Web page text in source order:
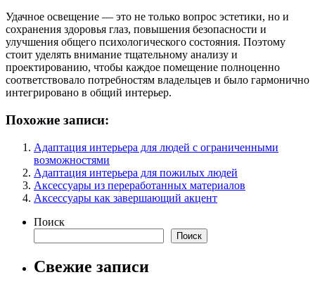
Удачное освещение — это не только вопрос эстетики, но и
сохранения здоровья глаз, повышения безопасности и
улучшения общего психологического состояния. Поэтому
стоит уделять внимание тщательному анализу и
проектированию, чтобы каждое помещение полноценно
соответствовало потребностям владельцев и было гармонично
интегрировано в общий интерьер.
Похожие записи:
Адаптация интерьера для людей с ограниченными
возможностями
Адаптация интерьера для пожилых людей
Аксессуары из переработанных материалов
Аксессуары как завершающий акцент
Поиск
Поиск
Свежие записи